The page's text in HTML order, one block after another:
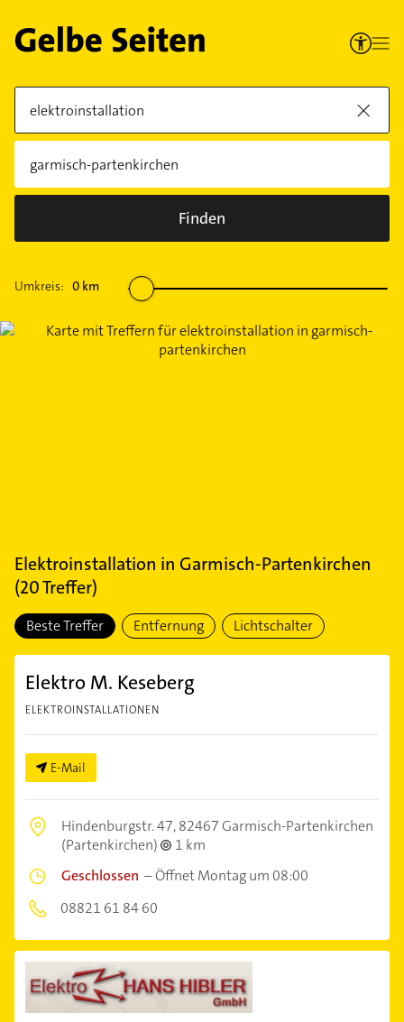
Finden
Umkreis: 0 km
Elektroinstallation in Garmisch-Partenkirchen
(20Treffer)
Beste Treffer Entfernung Lichtschalter
Elektro M. Keseberg
ELEKTROINSTALLATIONEN
E-Mail
Hindenburgstr. 47,82467 Garmisch-Partenkirchen
(Partenkirchen)
1 km
Geschlossen –Öffnet Montag um 08:00
08821 61 84 60